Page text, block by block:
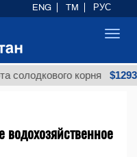
корня $12935,18
ENG TM РУС